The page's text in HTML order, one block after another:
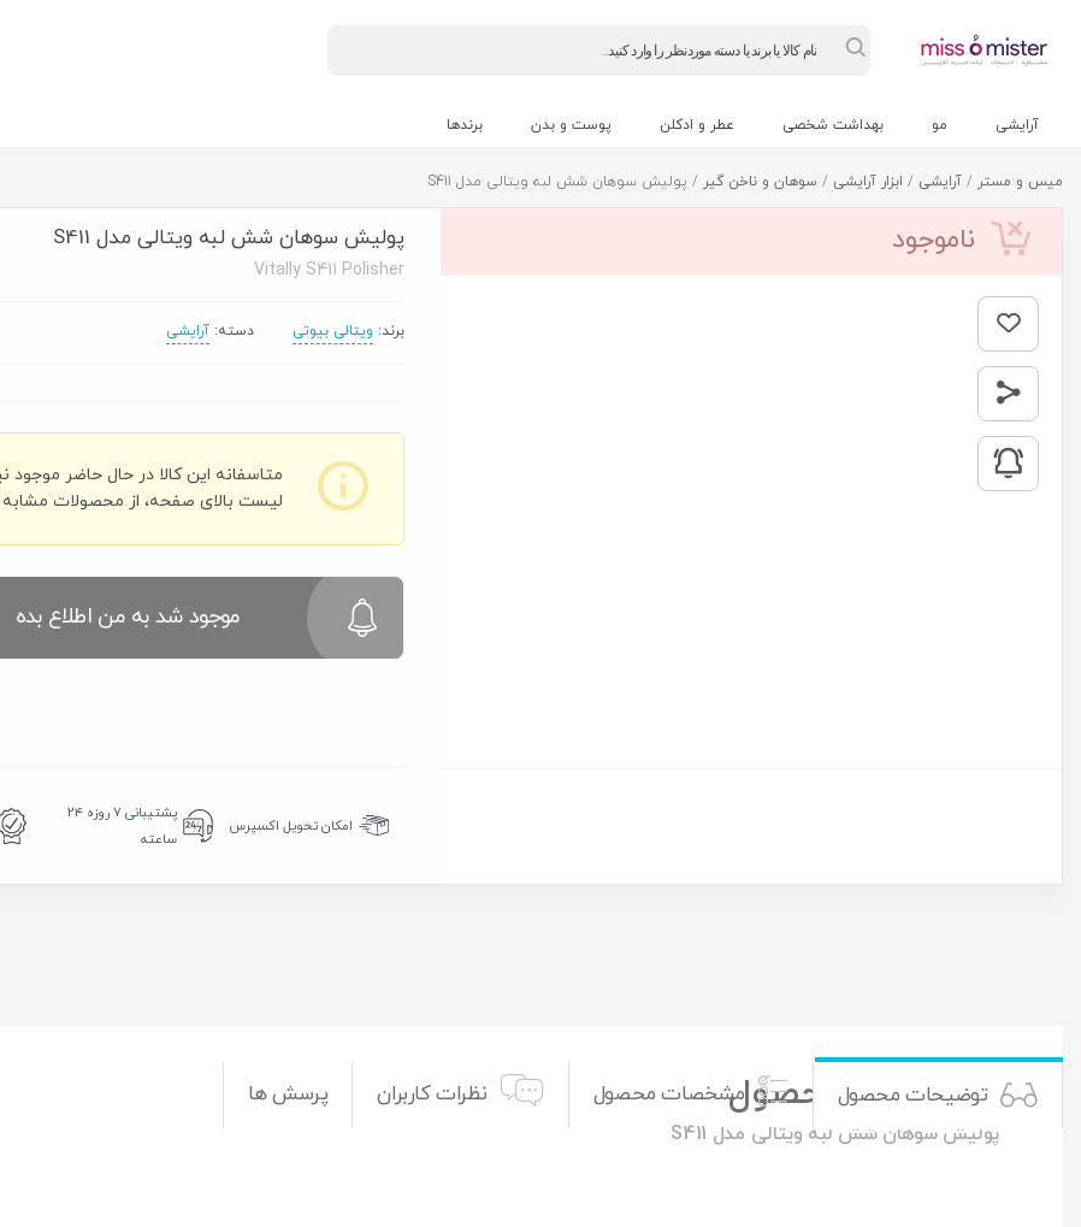
Products
search
آرایشی مو بهداشت شخصی عطر و ادکلن پوست و بدن برندها
میس و مستر / آرایشی / ابزار آرایشی / سوهان و ناخن گیر / پولیش سوهان شش لبه ویتالی مدل S411
پولیش سوهان شش لبه ویتالی مدل S411
Vitally S411 Polisher
برند: ویتالی بیوتی دسته: آرایشی
متاسفانه این کالا در حال حاضر
لیست بالای صفحه، از محصولات مشابه
موجود شد به من اطلاع بده
امکان تحویل اکسپرس
پشتیبانی ۷ روزه ۲۴
ساعته
ناموجود
توضیحات محصول مشخصات محصول نظرات کاربران پرسش ها توضیحات محصول
پولیش سوهان شش لبه ویتالی مدل S411